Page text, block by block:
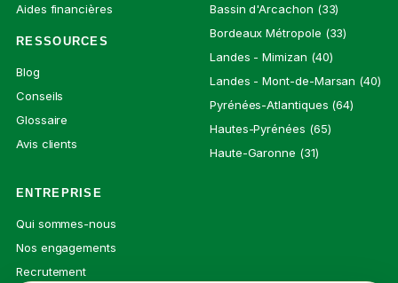
Aides financières
RESSOURCES
Blog
Conseils
Glossaire
Avis clients
Bassin d'Arcachon (33)
Bordeaux Métropole (33)
Landes - Mimizan (40)
Landes - Mont-de-Marsan (40)
Pyrénées-Atlantiques (64)
Hautes-Pyrénées (65)
Haute-Garonne (31)
ENTREPRISE
Qui sommes-nous
Nos engagements
Recrutement